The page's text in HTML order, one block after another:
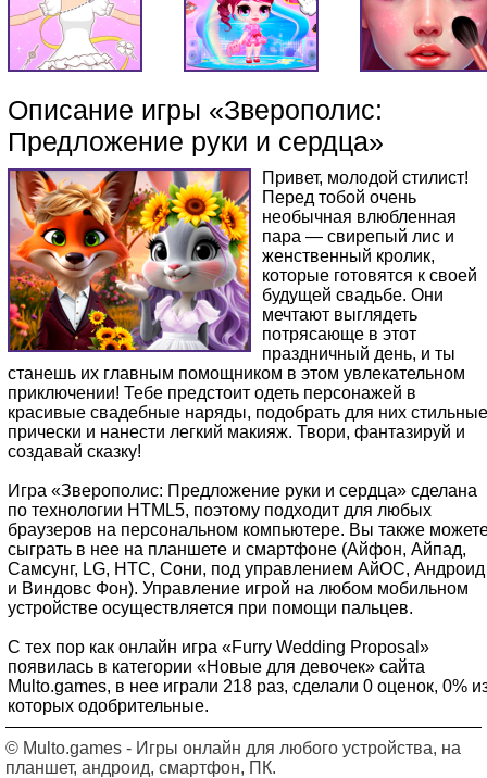
Описание игры «Зверополис:
Предложение руки и сердца»
Привет, молодой стилист!
Перед тобой очень
необычная влюбленная
пара — свирепый лис и
женственный кролик,
которые готовятся к своей
будущей свадьбе. Они
мечтают выглядеть
потрясающе в этот
праздничный день, и ты
станешь их главным помощником в этом увлекательном
приключении! Тебе предстоит одеть персонажей в
красивые свадебные наряды, подобрать для них стильные
прически и нанести легкий макияж. Твори, фантазируй и
создавай сказку!
Игра «Зверополис: Предложение руки и сердца» сделана
по технологии HTML5, поэтому подходит для любых
браузеров на персональном компьютере. Вы также
сыграть в нее на планшете и смартфоне (Айфон, Айпад,
Самсунг, LG, HTC, Сони, под управлением АйОС, Андроид
и Виндовс Фон). Управление игрой на любом мобильном
устройстве осуществляется при помощи пальцев.
С тех пор как онлайн игра «Furry Wedding Proposal»
появилась в категории «Новые для девочек» сайта
Multo.games, в нее играли 218 раз, сделали 0 оценок, 0%
которых одобрительные.
© Multo.games - Игры онлайн для любого устройства, на
планшет, андроид, смартфон, ПК.